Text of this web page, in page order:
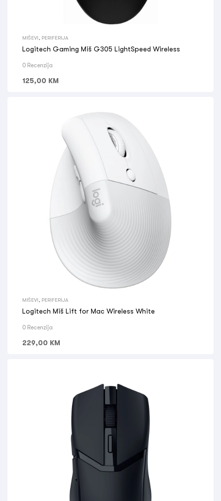
MIŠEVI PERIFERIJA
Logitech Gaming Miš G305 LightSpeed Wireless
0 Recenzija
125,00 KM
MIŠEVI PERIFERIJA
Logitech Miš Lift for Mac Wireless White
0 Recenzija
229,00 KM